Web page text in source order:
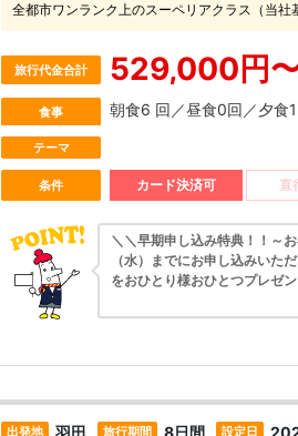
全都市ワンランク上のスーペリアクラス（当社
旅行代金合計 529,000円
食事 朝食6 回／昼食0回／夕食
テーマ
条件 カード決済可 直
＼＼早期申し込み特典！！～
（水）までにお申し込みいた
をおひとり様おひとつプレゼ
出発地 羽田 旅行期間 8日間 設定日